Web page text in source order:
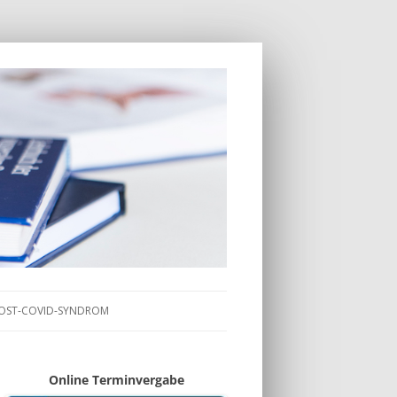
COVID-SYNDROM
Online Terminvergabe